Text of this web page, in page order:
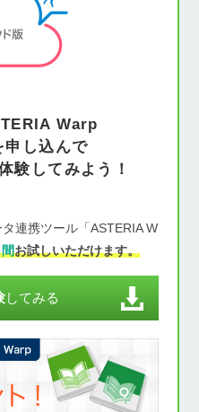
Warp
申し込んで
験してみよう！
連携ツール「ASTERIA W
お試しいただけます。
してみる